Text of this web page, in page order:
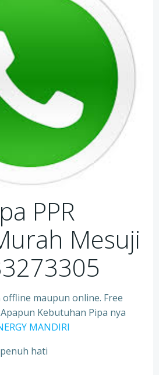
PPR
Mesuji
maupun online. Free
Kebutuhan Pipa nya
MANDIRI
hati